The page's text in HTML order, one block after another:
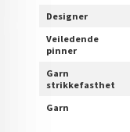
Designer
Veiledende
pinner
Garn
strikkefasthet
Garn